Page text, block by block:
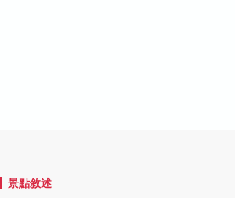
景點敘述